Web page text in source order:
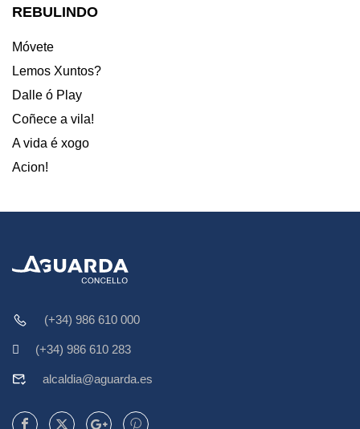
REBULINDO
Móvete
Lemos Xuntos?
Dalle ó Play
Coñece a vila!
A vida é xogo
Acion!
(+34) 986 610 000
(+34) 986 610 283
alcaldia@aguarda.es